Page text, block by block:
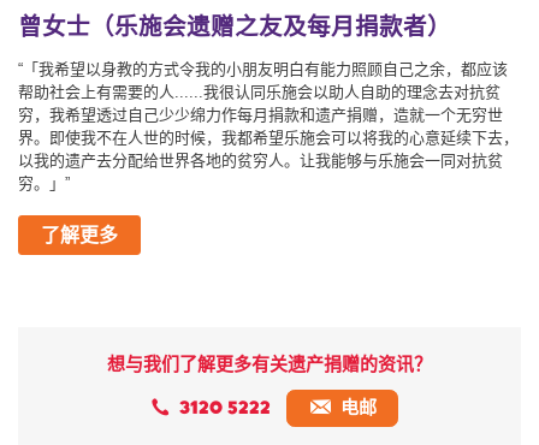
曾女士（乐施会遗赠之友及每月捐款者）
“「我希望以身教的方式令我的小朋友明白有能力照顾自己之余，都应该
帮助社会上有需要的人......我很认同乐施会以助人自助的理念去对抗贫
穷，我希望透过自己少少绵力作每月捐款和遗产捐赠，造就一个无穷世
界。即使我不在人世的时候，我都希望乐施会可以将我的心意延续下去，
以我的遗产去分配给世界各地的贫穷人。让我能够与乐施会一同对抗贫
穷。」”
了解更多
想与我们了解更多有关遗产捐赠的资讯？
3120 5222
电邮